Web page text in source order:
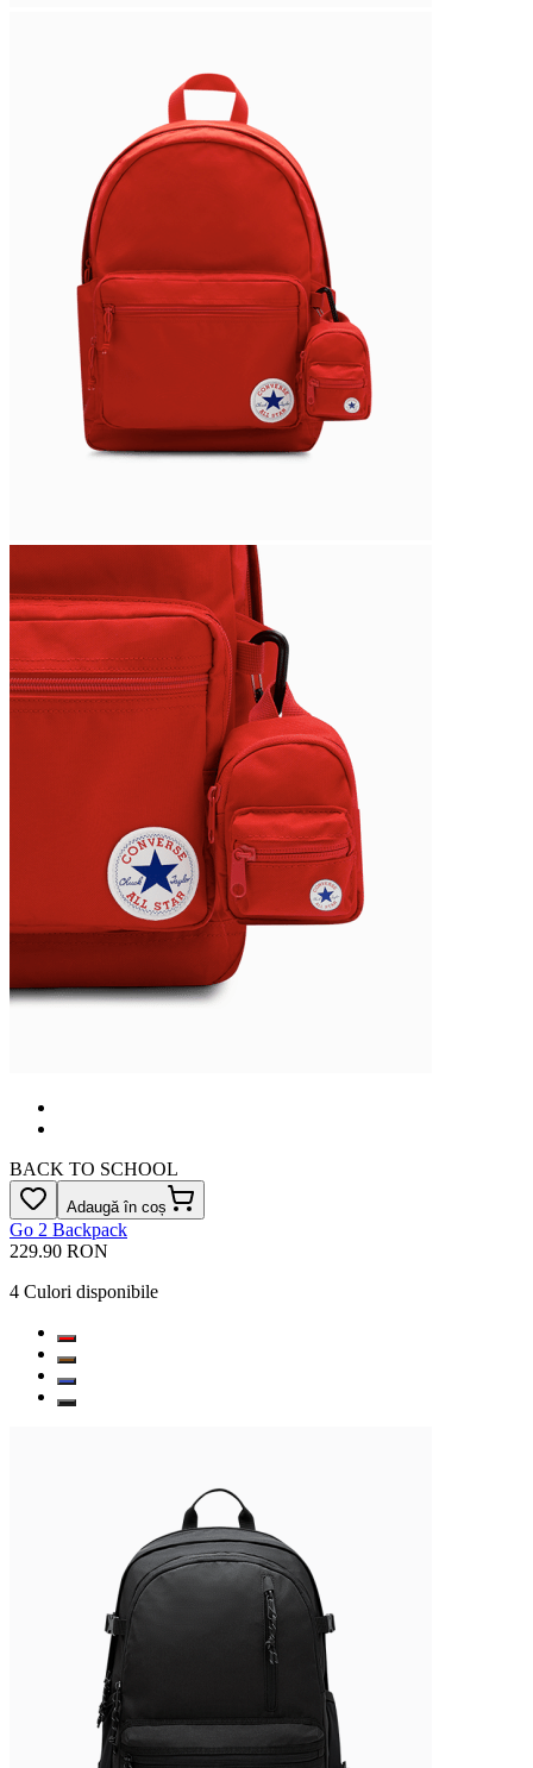
BACK TO SCHOOL
Adaugă în coș
Go 2 Backpack
229.90 RON
4 Culori disponibile